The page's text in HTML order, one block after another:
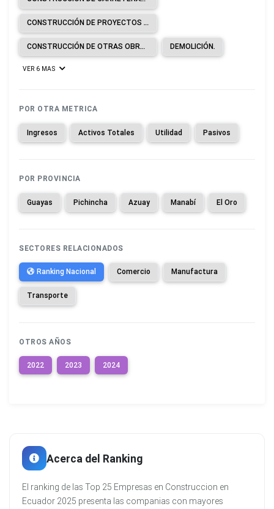
CONSTRUCCIÓN DE PROYECTOS DE SERVICIOS PÚBLICOS.
CONSTRUCCIÓN DE OTRAS OBRAS DE INGENIERÍA CIVIL. DEMOLICIÓN.
VER 6 MAS
POR OTRA METRICA
Ingresos Activos Totales Utilidad Pasivos
POR PROVINCIA
Guayas Pichincha Azuay Manabí El Oro
SECTORES RELACIONADOS
Ranking Nacional Comercio Manufactura
Transporte
OTROS AÑOS
2022 2023 2024
Acerca del Ranking
El ranking de las Top 25 Empresas en Construccion en
Ecuador 2025 presenta las companias con mayores